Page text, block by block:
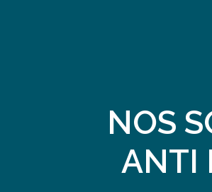
NOS
ANTI